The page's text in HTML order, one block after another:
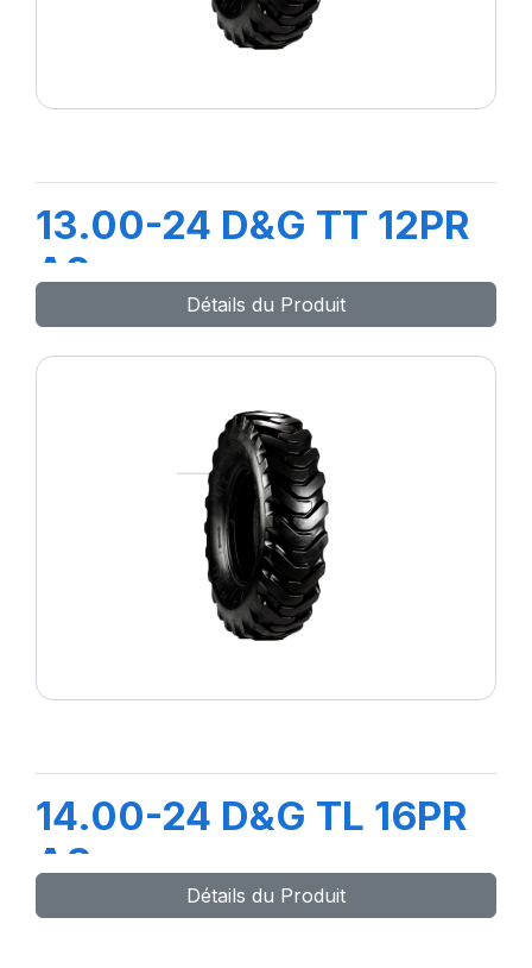
13.00-24 D&G TT 12PR
A2
Détails du Produit
14.00-24 D&G TL 16PR
A8
Détails du Produit